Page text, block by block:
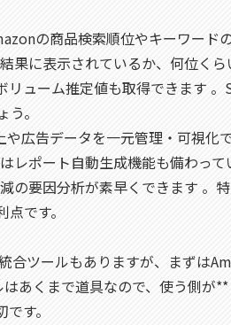
の商品検索順位やキーワード
果に表示されているか、何位く
ューム推定値も取得できます 。
。
広告データを一元管理・可視化
レポート自動生成機能も備わって
の要因分析が素早くできます 。
です。
ツールもありますが、まずは
あくまで道具なので、使う側が
す。